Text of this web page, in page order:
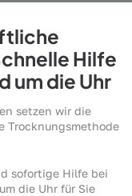
Hilfe
um die Uhr
setzen wir die
Trocknungsmethode
sofortige Hilfe bei
die Uhr für Sie